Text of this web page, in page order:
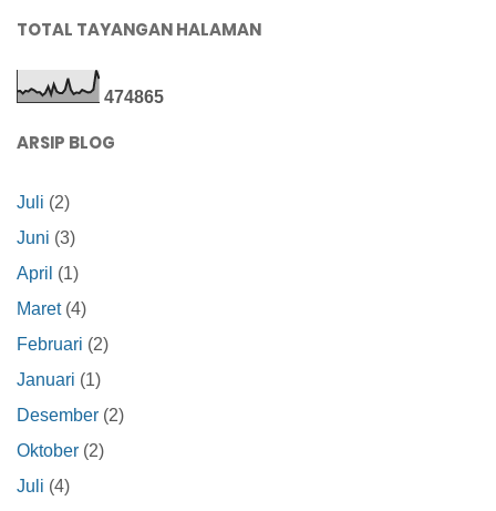
TOTAL TAYANGAN HALAMAN
474865
ARSIP BLOG
Juli (2)
Juni (3)
April (1)
Maret(4)
Februari (2)
Januari (1)
Desember (2)
Oktober (2)
Juli (4)